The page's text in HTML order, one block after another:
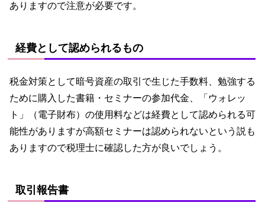
ありますので注意が必要です。
経費として認められるもの
税金対策として暗号資産の取引で生じた手数料、勉強する
ために購入した書籍・セミナーの参加代金、「ウォレッ
ト」（電子財布）の使用料などは経費として認められる可
能性がありますが高額セミナーは認められないという説も
ありますので税理士に確認した方が良いでしょう。
取引報告書